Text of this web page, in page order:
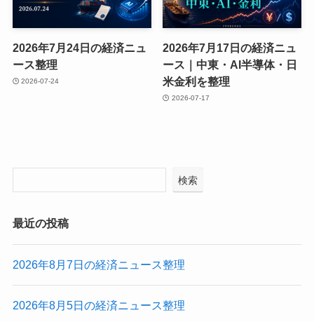
2026年7月24日の経済ニュ
ース整理
2026-07-24
2026年7月17日の経済ニュ
ース｜中東・AI半導体・日
米金利を整理
2026-07-17
検索
最近の投稿
2026年8月7日の経済ニュース整理
2026年8月5日の経済ニュース整理